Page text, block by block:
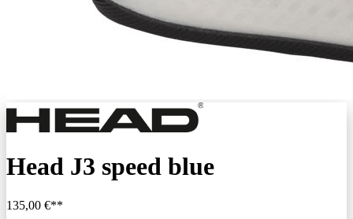
Head J3 speed blue
135,00 €**